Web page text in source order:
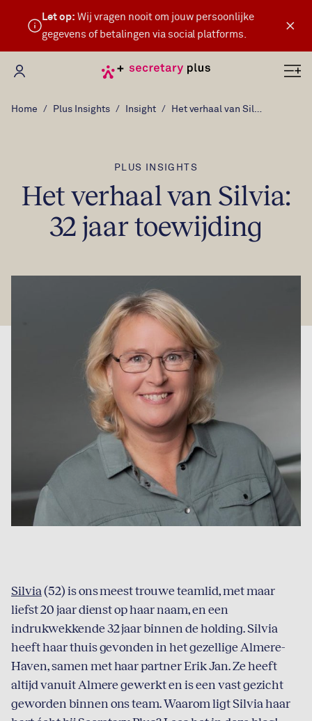
×
Let op: Wij vragen nooit om jouw persoonlijke
gegevens of betalingen via social platforms.
Mijn Secretary Plus
Home Plus Insights Insight Het verhaal van Silvia: 32 jaar toewijding
PLUS INSIGHTS
Het verhaal van Silvia:
32 jaar toewijding
Silvia(52) is ons meest trouwe teamlid, met maar
liefst 20 jaar dienst op haar naam, en een
indrukwekkende 32 jaar binnen de holding. Silvia
heeft haar thuis gevonden in het gezellige Almere-
Haven, samen met haar partner Erik Jan. Ze heeft
altijd vanuit Almere gewerkt en is een vast gezicht
geworden binnen ons team. Waarom ligt Silvia haar